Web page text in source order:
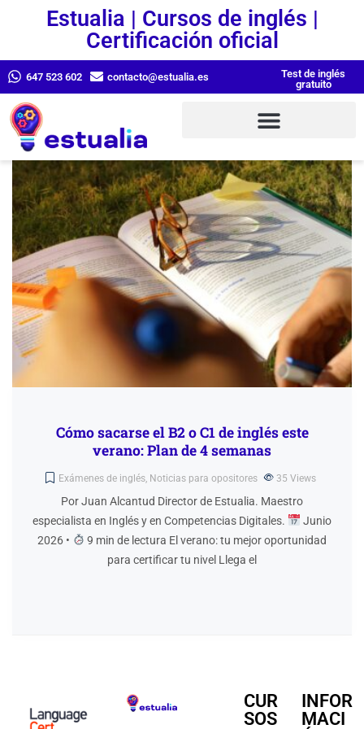
Estualia | Cursos de inglés |
Certificación oficial
647 523 602 contacto@estualia.es
Test de inglés
gratuito
Cómo sacarse el B2 o C1 de inglés este
verano: Plan de 4 semanas
Exámenes de inglés Noticias para opositores 35 Views
Por Juan Alcantud Director de Estualia. Maestro
especialista en Inglés y en Competencias Digitales.
Junio
2026 •
9 min de lectura El verano: tu mejor oportunidad
para certificar tu nivel Llega el
CUR
SOS
INFOR
MACI